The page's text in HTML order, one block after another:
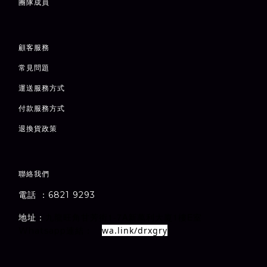
團隊成員
顧客服務
常見問題
運送服務方式
付款服務方式
退換貨政策
聯絡我們
電話 ：6821 9293
地址：
wa.link/drxgry